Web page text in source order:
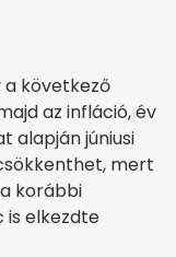
a következő
az infláció, év
alapján júniusi
mert
korábbi
is elkezdte